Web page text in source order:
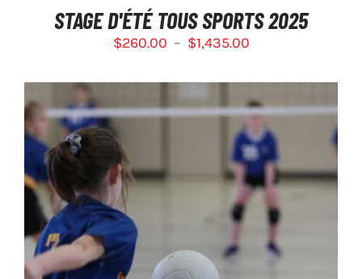
LA
PAGE
PRODUIT
STAGE D'ÉTÉ TOUS SPORTS 2025
$260.00 – $1,435.00Plage
prix :
$260.00
à
$1,435.00
SÉLECTIONNEZ LES OPTIONS
DÉTAILS